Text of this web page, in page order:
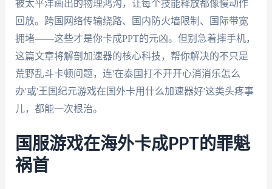
被太平洋画出的物理鸿沟，让每个技能释放都像慢动作
回放。跨国网络传输绕路、国内防火墙限制、国际带宽
拥堵——这些才是你卡成PPT的元凶。但别急着摔手机，
这篇文章将解剖加速器的核心科技，帮你解决的不只是
荒野乱斗卡顿问题，连'在泰国打不开开心消消乐怎么
办'或'王国纪元游戏在国外卡用什么加速器好'这类头疼事
儿，都能一次根治。
国服游戏在海外卡成PPT的罪魁
祸首